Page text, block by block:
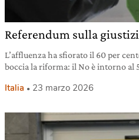
Referendum sulla
L’affluenza ha sfiorato il 60 per
boccia la riforma: il No è intorno al
Italia 23 marzo 2026